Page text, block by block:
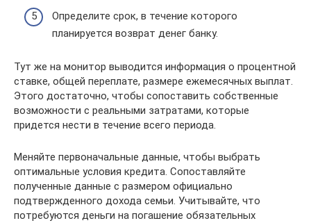
Определите срок, в течение которого
планируется возврат денег банку.
Тут же на монитор выводится информация о процентной
ставке, общей переплате, размере ежемесячных выплат.
Этого достаточно, чтобы сопоставить собственные
возможности с реальными затратами, которые
придется нести в течение всего периода.
Меняйте первоначальные данные, чтобы выбрать
оптимальные условия кредита. Сопоставляйте
полученные данные с размером официально
подтвержденного дохода семьи. Учитывайте, что
потребуются деньги на погашение обязательных